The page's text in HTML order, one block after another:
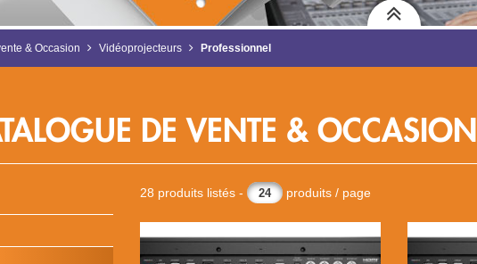
& Occasion Vidéoprojecteurs Professionnel
DE VENTE & OCCASION
28 produits listés - produits / page